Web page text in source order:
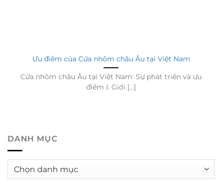
Ưu điểm của Cửa nhôm châu Âu tại Việt Nam
Cửa nhôm châu Âu tại Việt Nam: Sự phát triển và ưu
điểm I. Giới [...]
DANH MỤC
Danh